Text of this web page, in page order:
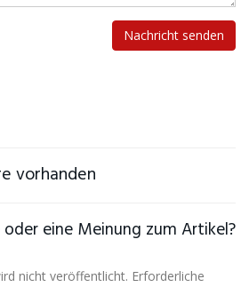
vorhanden
eine Meinung zum Artikel?
nicht veröffentlicht. Erforderliche